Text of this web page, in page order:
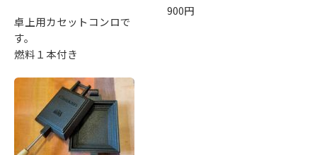
卓上用カセットコンロで
す。
燃料１本付き
900円